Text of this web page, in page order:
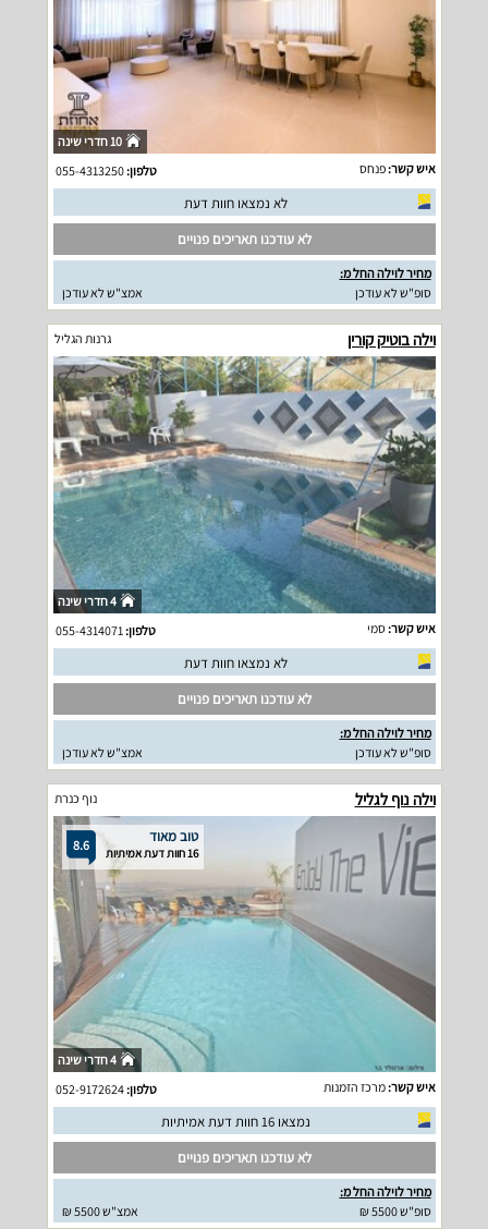
10 חדרי שינה
איש קשר:פנחס טלפון:055-4313250
לא נמצאו חוות דעת
לא עודכנו תאריכים פנויים
מחיר לוילה החל מ:
סופ"ש לא עודכן
אמצ"ש לא עודכן
וילה בוטיק קורין גרנות הגליל
4 חדרי שינה
איש קשר:סמי טלפון:
לא נמצאו חוות דעת
לא עודכנו תאריכים פנויים
מחיר לוילה החל מ:
סופ"ש לא עודכן
אמצ"ש לא עודכן
וילה נוף לגליל נוף כנרת
8.6 טוב מאוד
16 חוות דעת אמיתיות
4 חדרי שינה
איש קשר:מרכז הזמנות טלפון:052-9172624
נמצאו 16 חוות דעת אמיתיות
לא עודכנו תאריכים פנויים
מחיר לוילה החל מ:
סופ"ש 5500 ₪
אמצ"ש 5500 ₪